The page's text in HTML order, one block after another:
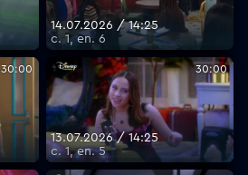
14.07.2026 / 14:25
с. 1, еп. 6
30:00 30:00
13.07.2026 / 14:25
с. 1, еп. 5